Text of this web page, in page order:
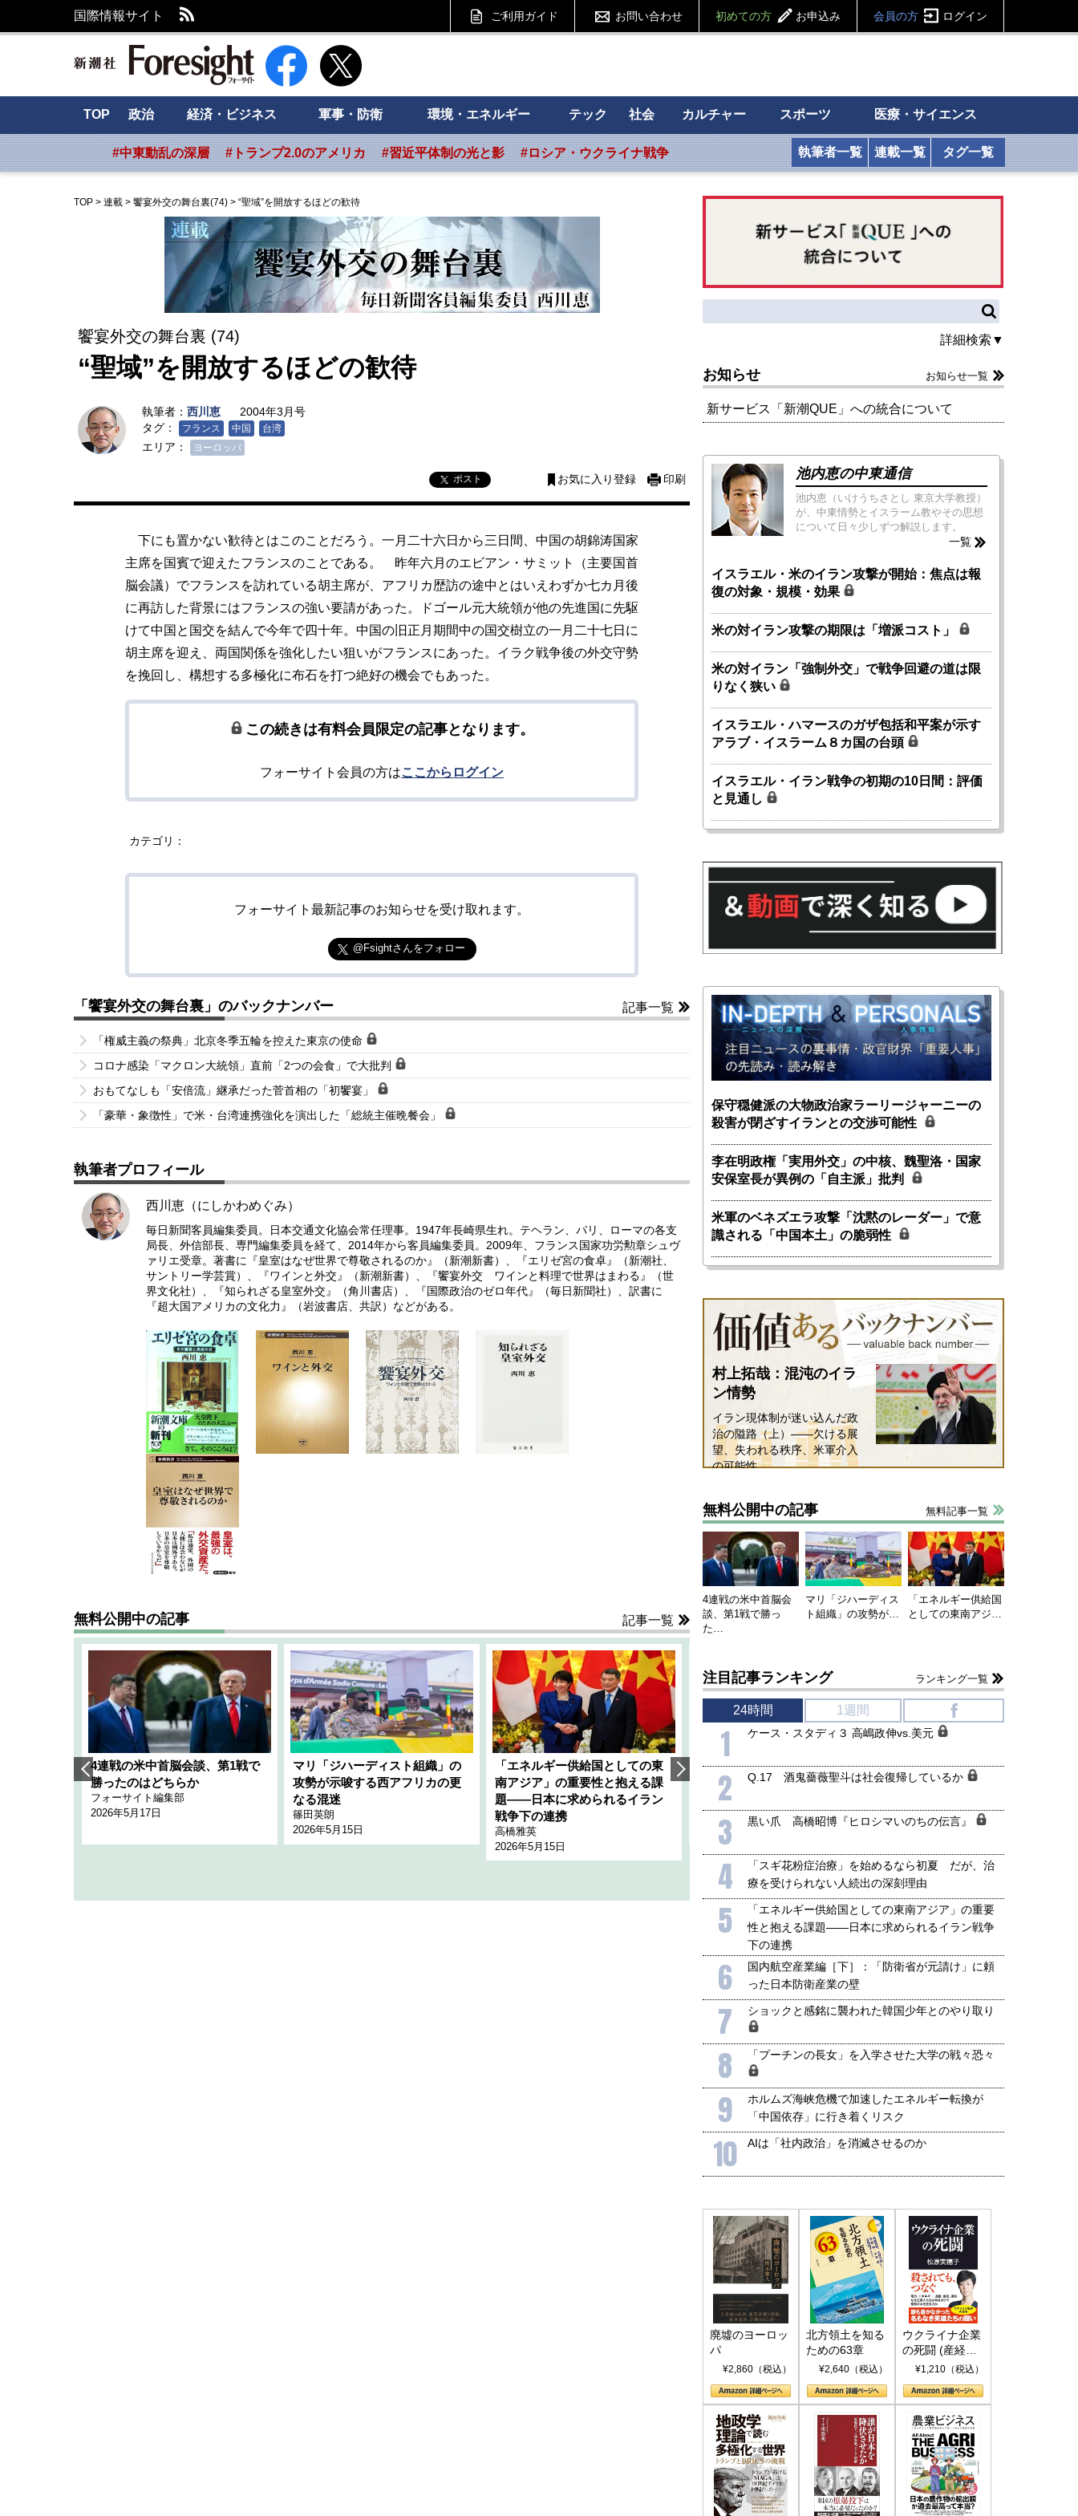
国際情報サイト ご利用ガイド お問い合わせ 初めての方 お申込み 会員の方 ログイン
新潮社 Foresight フォーサイト
TOP 政治 経済・ビジネス 軍事・防衛 環境・エネルギー テック 社会 カルチャー スポーツ 医療・サイエンス
#中東動乱の深層 #トランプ2.0のアメリカ #習近平体制の光と影 #ロシア・ウクライナ戦争 執筆者一覧 連載一覧 タグ一覧
TOP > 連載 > 饗宴外交の舞台裏(74) > “聖域”を開放するほどの歓待
饗宴外交の舞台裏 (74)
“聖域”を開放するほどの歓待
執筆者： 西川恵
2004年3月号
タグ：
フランス 中国 台湾
エリア： ヨーロッパ
ポスト お気に入り登録 印刷
下にも置かない歓待とはこのことだろう。一月二十六日から三日間、中国の胡錦涛国家
主席を国賓で迎えたフランスのことである。 昨年六月のエビアン・サミット（主要国首
脳会議）でフランスを訪れている胡主席が、アフリカ歴訪の途中とはいえわずか七カ月後
に再訪した背景にはフランスの強い要請があった。ドゴール元大統領が他の先進国に先駆
けて中国と国交を結んで今年で四十年。中国の旧正月期間中の国交樹立の一月二十七日に
胡主席を迎え、両国関係を強化したい狙いがフランスにあった。イラク戦争後の外交守勢
を挽回し、構想する多極化に布石を打つ絶好の機会でもあった。
この続きは有料会員限定の記事となります。
フォーサイト会員の方はここからログイン
カテゴリ：
フォーサイト最新記事のお知らせを受け取れます。
@Fsightさんをフォロー
「饗宴外交の舞台裏」のバックナンバー 記事一覧
「権威主義の祭典」北京冬季五輪を控えた東京の使命
コロナ感染「マクロン大統領」直前「2つの会食」で大批判
おもてなしも「安倍流」継承だった菅首相の「初饗宴」
「豪華・象徴性」で米・台湾連携強化を演出した「総統主催晩餐会」
執筆者プロフィール
西川恵（にしかわめぐみ）
毎日新聞客員編集委員。日本交通文化協会常任理事。1947年長崎県生れ。テヘラン、パリ、ローマの各支
局長、外信部長、専門編集委員を経て、2014年から客員編集委員。2009年、フランス国家功労勲章シュヴ
ァリエ受章。著書に『皇室はなぜ世界で尊敬されるのか』（新潮新書）、『エリゼ宮の食卓』（新潮社、
サントリー学芸賞）、『ワインと外交』（新潮新書）、『饗宴外交 ワインと料理で世界はまわる』（世
界文化社）、『知られざる皇室外交』（角川書店）、『国際政治のゼロ年代』（毎日新聞社）、訳書に
『超大国アメリカの文化力』（岩波書店、共訳）などがある。
無料公開中の記事 記事一覧
4連戦の米中首脳会談、第1戦で
勝ったのはどちらか
フォーサイト編集部
2026年5月17日
マリ「ジハーディスト組織」の
攻勢が示唆する西アフリカの更
なる混迷
篠田英朗
2026年5月15日
「エネルギー供給国としての東
南アジア」の重要性と抱える課
題――日本に求められるイラン
戦争下の連携
高橋雅英
2026年5月15日
韓国にも理解してほしい「極東
1905年体制」における日米韓安
全保障協力の意味
千々和泰明
2026年5月15日
ホルムズ海峡危機で加速したエ
ネルギー転換が「中国依存」に
小山堅
2026年5月14日
詳細検索▼
お知らせ お知らせ一覧
新サービス「新潮QUE」への統合について
池内恵の中東通信
池内恵（いけうちさとし 東京大学教授）
が、中東情勢とイスラーム教やその思想
について日々少しずつ解説します。
一覧
イスラエル・米のイラン攻撃が開始：焦点は報
復の対象・規模・効果
米の対イラン攻撃の期限は「増派コスト」
米の対イラン「強制外交」で戦争回避の道は限
りなく狭い
イスラエル・ハマースのガザ包括和平案が示す
アラブ・イスラーム８カ国の台頭
イスラエル・イラン戦争の初期の10日間：評価
と見通し
保守穏健派の大物政治家ラーリージャーニーの
殺害が閉ざすイランとの交渉可能性
李在明政権「実用外交」の中核、魏聖洛・国家
安保室長が異例の「自主派」批判
米軍のベネズエラ攻撃「沈黙のレーダー」で意
識される「中国本土」の脆弱性
村上拓哉：混沌のイラ
ン情勢
イラン現体制が迷い込んだ政
治の隘路（上）――欠ける展
望、失われる秩序、米軍介入
の可能性
無料公開中の記事 無料記事一覧
4連戦の米中首脳会
談、第1戦で勝っ
た…
マリ「ジハーディス
ト組織」の攻勢が…
「エネルギー供給国
としての東南アジ…
注目記事ランキング ランキング一覧
24時間 1週間
1 ケース・スタディ３ 高嶋政伸vs.美元
2 Q.17 酒鬼薔薇聖斗は社会復帰しているか
3 黒い爪 高橋昭博『ヒロシマいのちの伝言』
4
「スギ花粉症治療」を始めるなら初夏 だが、治
療を受けられない人続出の深刻理由
5
「エネルギー供給国としての東南アジア」の重要
性と抱える課題――日本に求められるイラン戦争
下の連携
6
国内航空産業編［下］：「防衛省が元請け」に頼
った日本防衛産業の壁
7 ショックと感銘に襲われた韓国少年とのやり取り
8 「プーチンの長女」を入学させた大学の戦々恐々
9
ホルムズ海峡危機で加速したエネルギー転換が
「中国依存」に行き着くリスク
10 AIは「社内政治」を消滅させるのか
廃墟のヨーロッ
パ
¥2,860（税込）
北方領土を知る
ための63章
¥2,640（税込）
ウクライナ企業
の死闘 (産経セ
レクト S 039)
¥1,210（税込）